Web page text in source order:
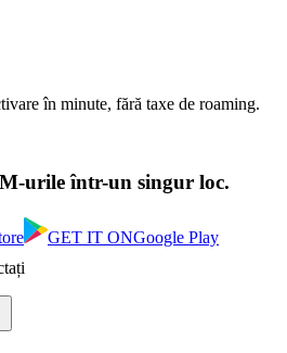
în minute, fără taxe de roaming.
urile într-un singur loc.
GET IT ONGoogle Play